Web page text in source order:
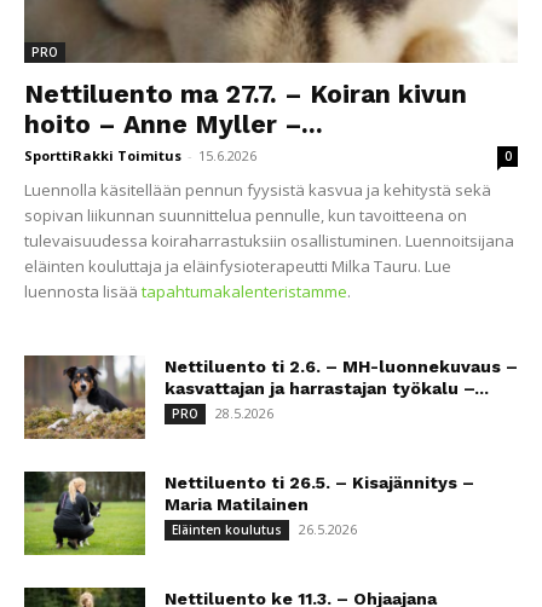
PRO
Nettiluento ma 27.7. – Koiran kivun
hoito – Anne Myller –...
SporttiRakki Toimitus - 15.6.2026 0
Luennolla käsitellään pennun fyysistä kasvua ja kehitystä sekä
sopivan liikunnan suunnittelua pennulle, kun tavoitteena on
tulevaisuudessa koiraharrastuksiin osallistuminen. Luennoitsijana
eläinten kouluttaja ja eläinfysioterapeutti Milka Tauru. Lue
luennosta lisää tapahtumakalenteristamme.
Nettiluento ti 2.6. – MH-luonnekuvaus –
kasvattajan ja harrastajan työkalu –...
PRO 28.5.2026
Nettiluento ti 26.5. – Kisajännitys –
Maria Matilainen
Eläinten koulutus 26.5.2026
Nettiluento ke 11.3. – Ohjaajana